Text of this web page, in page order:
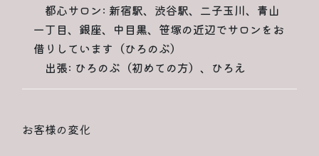
都心サロン: 新宿駅、渋谷駅、二子玉川、青山
一丁目、銀座、中目黒、笹塚の近辺でサロンをお
借りしています（ひろのぶ）
出張: ひろのぶ（初めての方）、ひろえ
お客様の変化